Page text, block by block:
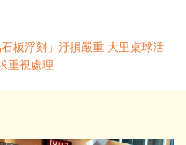
板浮刻」汙損嚴重 大里桌球活
重視處理